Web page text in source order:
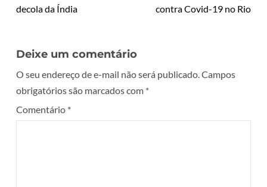
decola da Índia
contra Covid-19 no Rio
Deixe um comentário
O seu endereço de e-mail não será publicado.Campos
obrigatórios são marcados com *
Comentário *